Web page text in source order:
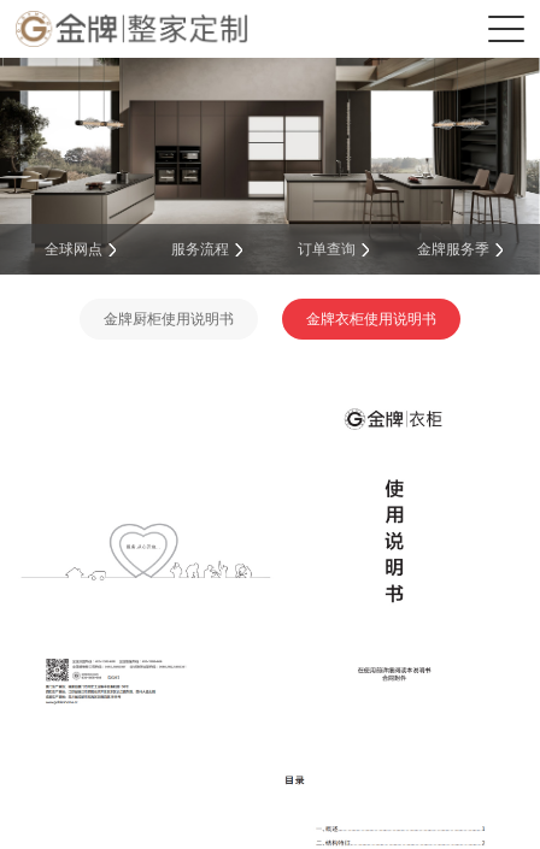
全球网点 服务流程 订单查询 金牌服务季
金牌厨柜使用说明书 金牌衣柜使用说明书